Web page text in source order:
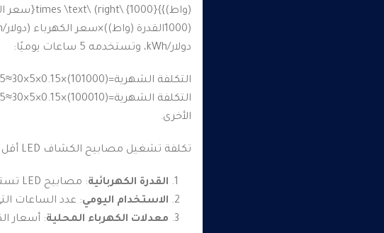
(واط)}}{1000} \right) \times \text{سعر الكهرباء (دولار/kWh)} \times \text{عدد الساعات اليومية} \times \text{عدد الأيام في الشهر}
(
1000القدرة (واط))
×سعر الكهرباء (دولار/kWh)
دولار/kWh، وتستخدمه 5 ساعات يوميًا:
التكلفة الشهرية=(101000)×0.15×5×30≈2.25 دولار\text{التكلفة الشهرية} = \left( \frac{10}{1000} \right) \times 0.15 \times 5 \times 30 \approx 2.25 \text{ دولار}
التكلفة الشهرية=
(
100010
)
×
0.15
×
5
×
30
≈
الأخرى.
تكلفة تشغيل مصابيح الكشاف LED أقل بكثير مقارنة بمصابيح الهالوجين أو المصابيح المتوهجة. تعتمد التكاليف على عدة عوامل، منها:
القدرة الكهربائية: مصابيح LED تستهلك طاقة أقل بحوالي 75% من المصابيح التقليدية.
الاستخدام اليومي: عدد الساعات
معدلات الكهرباء المحلية: أسعار